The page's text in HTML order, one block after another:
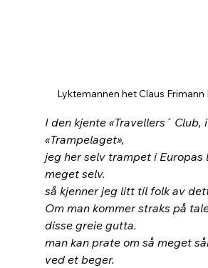
Lyktemannen het Claus Frimann
I den kjente «Travellers´ Club, i
«Trampelaget»,
jeg her selv trampet i Europas
meget selv.
så kjenner jeg litt til folk av
Om man kommer straks på
disse greie gutta.
man kan prate om så meget
ved et beger.